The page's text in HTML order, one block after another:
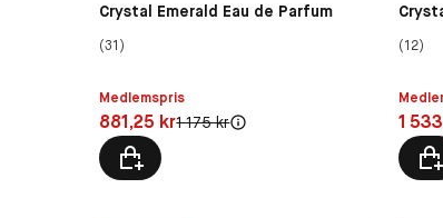
Crystal Emerald Eau de Parfum
(31)
Medlemspris
Pris: 881,25 kr
881,25 krOriginal pris:
1 175 kr
(12)
Pris:
1